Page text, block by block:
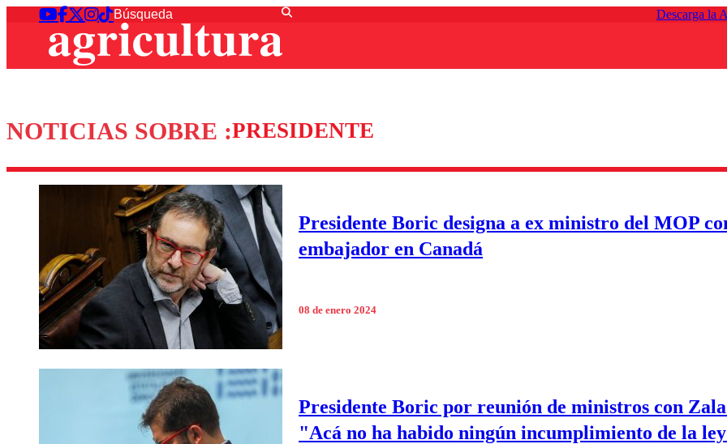
Descarga la
NOTICIAS SOBRE :PRESIDENTE
Presidente Boric designa a ex ministro del MOP
embajador en Canadá
08 de enero 2024
Presidente Boric por reunión de ministros con
"Acá no ha habido ningún incumplimiento de la